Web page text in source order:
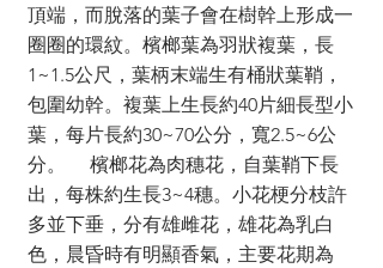
頂端，而脫落的葉子會在樹幹上形成一
圈圈的環紋。檳榔葉為羽狀複葉，長
1~1.5公尺，葉柄末端生有桶狀葉鞘，
包圍幼幹。複葉上生長約40片細長型小
葉，每片長約30~70公分，寬2.5~6公
分。 檳榔花為肉穗花，自葉鞘下長
出，每株約生長3~4穗。小花梗分枝許
多並下垂，分有雄雌花，雄花為乳白
色，晨昏時有明顯香氣，主要花期為